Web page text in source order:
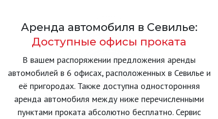
Аренда автомобиля в Севилье:
Доступные офисы проката
В вашем распоряжении предложения аренды
автомобилей в 6 офисах, расположенных в Севилье и
её пригородах. Также доступна односторонняя
аренда автомобиля между ниже перечисленными
пунктами проката абсолютно бесплатно. Сервис